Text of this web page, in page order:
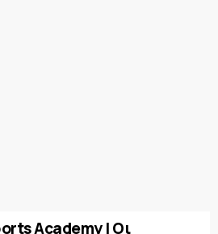
Academy | Οι